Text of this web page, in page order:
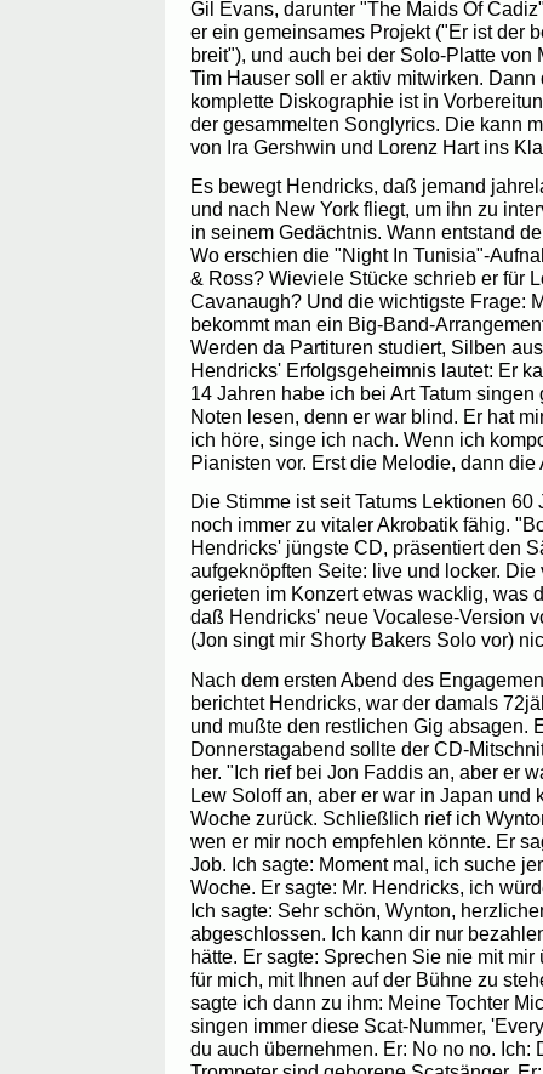
Gil Evans, darunter "The Maids Of
er ein gemeinsames Projekt ("Er ist der
breit"), und auch bei der Solo-Platte von
Tim Hauser soll er aktiv mitwirken.
komplette Diskographie ist in
der gesammelten Songlyrics. Die kann
von Ira Gershwin und Lorenz Hart ins
Es bewegt Hendricks, daß jemand
und nach New York fliegt, um ihn zu
in seinem Gedächtnis. Wann entstand
Wo erschien die "Night In Tunisia"-
& Ross? Wieviele Stücke schrieb er für
Cavanaugh? Und die wichtigste Frage:
bekommt man ein Big-Band-
Werden da Partituren studiert, Silben
Hendricks' Erfolgsgeheimnis lautet: Er
14 Jahren habe ich bei Art Tatum
Noten lesen, denn er war blind. Er hat
ich höre, singe ich nach. Wenn ich
Pianisten vor. Erst die Melodie, dann die
Die Stimme ist seit Tatums Lektionen
noch immer zu vitaler Akrobatik fähig.
Hendricks' jüngste CD, präsentiert den
aufgeknöpften Seite: live und locker.
gerieten im Konzert etwas wacklig, was
daß Hendricks' neue Vocalese-Version
(Jon singt mir Shorty Bakers Solo vor)
Nach dem ersten Abend des
berichtet Hendricks, war der damals
und mußte den restlichen Gig absagen.
Donnerstagabend sollte der CD-
her. "Ich rief bei Jon Faddis an, aber er
Lew Soloff an, aber er war in Japan und
Woche zurück. Schließlich rief ich
wen er mir noch empfehlen könnte. Er
Job. Ich sagte: Moment mal, ich suche
Woche. Er sagte: Mr. Hendricks, ich
Ich sagte: Sehr schön, Wynton,
abgeschlossen. Ich kann dir nur
hätte. Er sagte: Sprechen Sie nie mit
für mich, mit Ihnen auf der Bühne zu
sagte ich dann zu ihm: Meine Tochter
singen immer diese Scat-Nummer,
du auch übernehmen. Er: No no no. Ich: